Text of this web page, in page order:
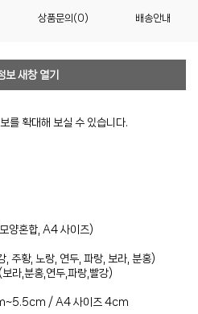
상품문의(0) 배송안내
보 새창 열기
를 확대해 보실 수 있습니다.
양혼합, A4 사이즈)
주황, 노랑, 연두, 파랑, 보라, 분홍)
라,분홍,연두,파랑,빨강)
/ A4 사이즈 4cm